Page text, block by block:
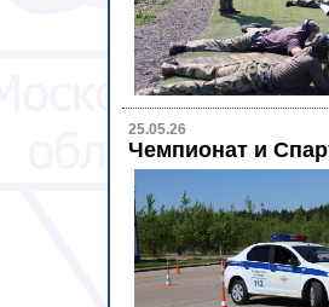
25.05.26
Чемпионат и